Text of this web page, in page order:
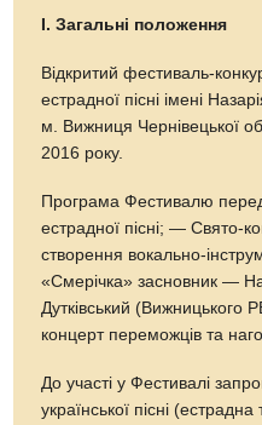
І. Загальні положення
Відкритий фестиваль-
естрадної пісні імені
м. Вижниця Чернівецької
2016 року.
Програма Фестивалю
естрадної пісні; — Свято-
створення вокально-
«Смерічка» засновник —
Дутківський
концерт переможців та
До участі у Фестивалі
української пісні